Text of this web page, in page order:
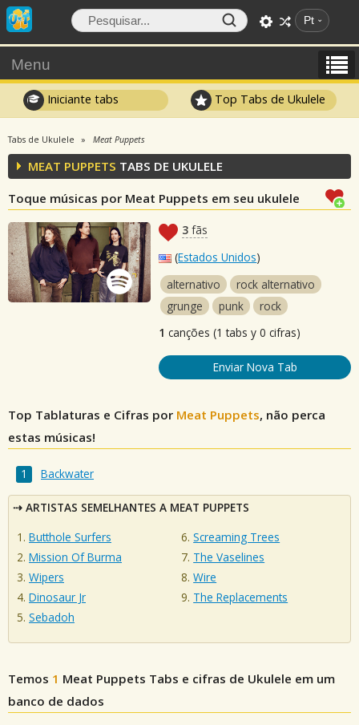
Pt
Menu
Iniciante tabs Top Tabs de Ukulele
Tabs de Ukulele Meat Puppets
MEAT PUPPETS TABS DE UKULELE
Toque músicas por Meat Puppets em seu ukulele
3 fãs
(Estados Unidos)
alternativo
rock alternativo
grunge
punk
rock
1 canções (1 tabs y 0 cifras)
Enviar Nova Tab
Top Tablaturas e Cifras por Meat Puppets, não perca
estas músicas!
Backwater
ARTISTAS SEMELHANTES A MEAT PUPPETS
Butthole Surfers
Mission Of Burma
Wipers
Dinosaur Jr
Sebadoh
Screaming Trees
The Vaselines
Wire
The Replacements
Temos 1 Meat Puppets Tabs e cifras de Ukulele em um
banco de dados